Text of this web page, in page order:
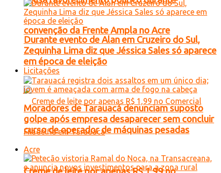
convenção da Frente Ampla no Acre
Licitações
Durante evento de Alan em Cruzeiro do Sul,
Zequinha Lima diz que Jéssica Sales só aparece
em época de eleição
Moradores de Tarauacá denunciam suposto
golpe após empresa desaparecer sem concluir
curso de operador de máquinas pesadas
Acre